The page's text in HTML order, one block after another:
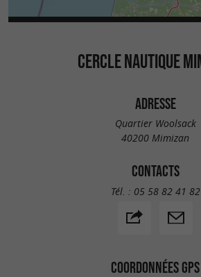
CERCLE NAUTIQUE
ADRESSE
Quartier Woolsack
40200 Mimizan
CONTACTS
Tél. : 05 58 82 41 82
COORDONNÉES GPS